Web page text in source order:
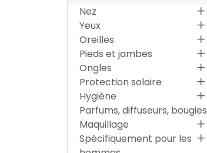
Nez
Yeux
Oreilles
Pieds et jambes
Ongles
Protection solaire
Hygiène
Parfums, diffuseurs, bougies
Maquillage
Spécifiquement pour les